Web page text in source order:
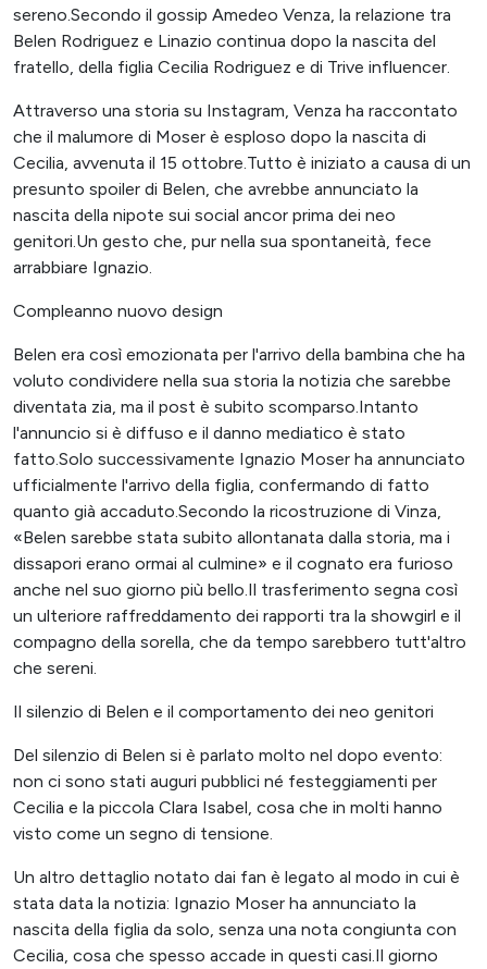
sereno.Secondo il gossip Amedeo Venza, la relazione tra
Belen Rodriguez e Linazio continua dopo la nascita del
fratello, della figlia Cecilia Rodriguez e di Trive influencer.
Attraverso una storia su Instagram, Venza ha raccontato
che il malumore di Moser è esploso dopo la nascita di
Cecilia, avvenuta il 15 ottobre.Tutto è iniziato a causa di un
presunto spoiler di Belen, che avrebbe annunciato la
nascita della nipote sui social ancor prima dei neo
genitori.Un gesto che, pur nella sua spontaneità, fece
arrabbiare Ignazio.
Compleanno nuovo design
Belen era così emozionata per l'arrivo della bambina che ha
voluto condividere nella sua storia la notizia che sarebbe
diventata zia, ma il post è subito scomparso.Intanto
l'annuncio si è diffuso e il danno mediatico è stato
fatto.Solo successivamente Ignazio Moser ha annunciato
ufficialmente l'arrivo della figlia, confermando di fatto
quanto già accaduto.Secondo la ricostruzione di Vinza,
«Belen sarebbe stata subito allontanata dalla storia, ma i
dissapori erano ormai al culmine» e il cognato era furioso
anche nel suo giorno più bello.Il trasferimento segna così
un ulteriore raffreddamento dei rapporti tra la showgirl e il
compagno della sorella, che da tempo sarebbero tutt'altro
che sereni.
Il silenzio di Belen e il comportamento dei neo genitori
Del silenzio di Belen si è parlato molto nel dopo evento:
non ci sono stati auguri pubblici né festeggiamenti per
Cecilia e la piccola Clara Isabel, cosa che in molti hanno
visto come un segno di tensione.
Un altro dettaglio notato dai fan è legato al modo in cui è
stata data la notizia: Ignazio Moser ha annunciato la
nascita della figlia da solo, senza una nota congiunta con
Cecilia, cosa che spesso accade in questi casi.Il giorno